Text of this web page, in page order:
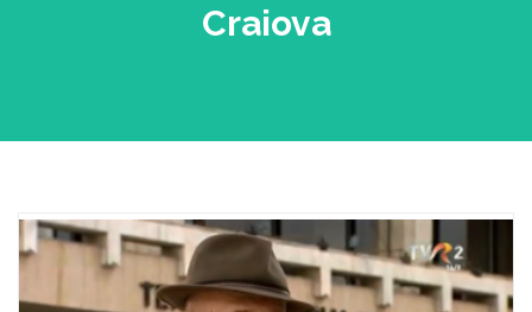
Craiova